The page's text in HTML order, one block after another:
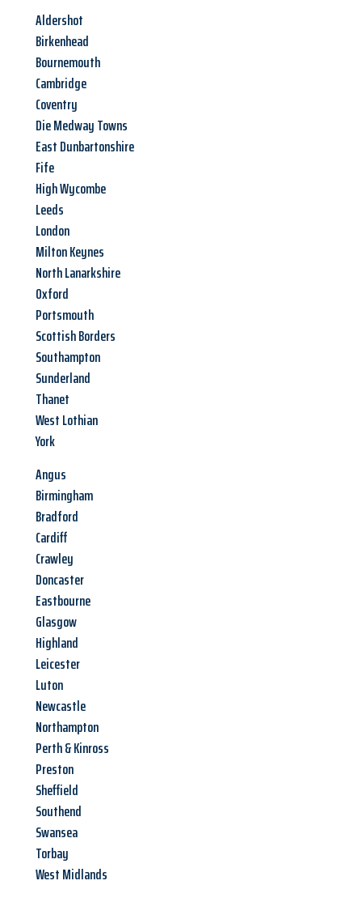
Aldershot
Birkenhead
Bournemouth
Cambridge
Coventry
Die Medway Towns
East Dunbartonshire
Fife
High Wycombe
Leeds
London
Milton Keynes
North Lanarkshire
Oxford
Portsmouth
Scottish Borders
Southampton
Sunderland
Thanet
West Lothian
York
Angus
Birmingham
Bradford
Cardiff
Crawley
Doncaster
Eastbourne
Glasgow
Highland
Leicester
Luton
Newcastle
Northampton
Perth & Kinross
Preston
Sheffield
Southend
Swansea
Torbay
West Midlands